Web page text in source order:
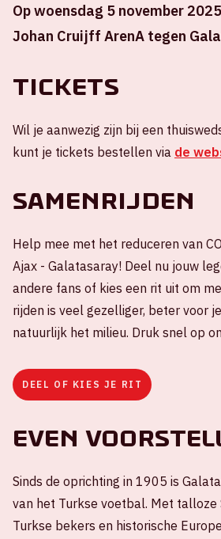
Op woensdag 5 november
Johan Cruijff ArenA tegen
Tickets
Wil je aanwezig zijn bij een
kunt je tickets bestellen via de
Samenrijden
Help mee met het reduceren van
Ajax - Galatasaray! Deel nu jouw
andere fans of kies een rit uit om
rijden is veel gezelliger, beter voor
natuurlijk het milieu. Druk snel op
DEEL OF KIES JE RIT
Even
Sinds de oprichting in 1905 is
van het Turkse voetbal. Met talloze
Turkse bekers en historische